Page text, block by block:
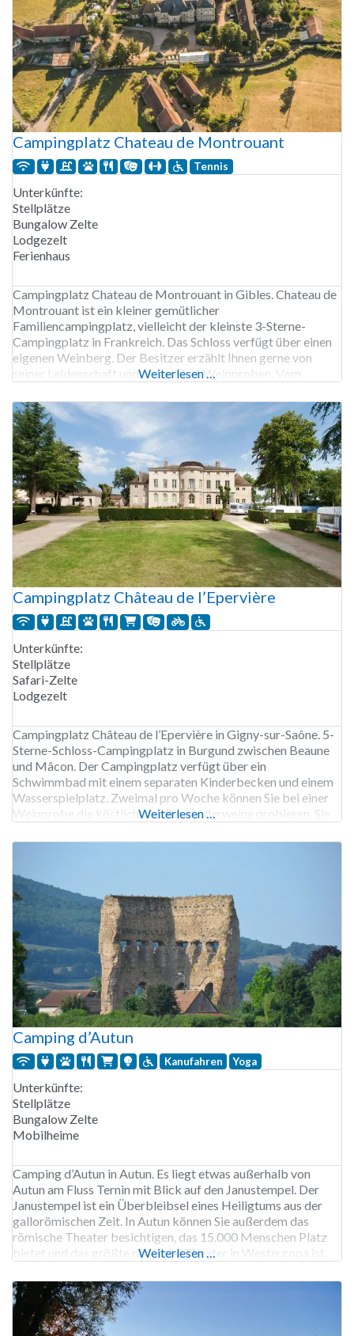
Campingplatz Chateau de Montrouant
Tennis
Unterkünfte:
Stellplätze
Bungalow Zelte
Lodgezelt
Ferienhaus
Campingplatz Chateau de Montrouant in Gibles. Chateau de
Montrouant ist ein kleiner gemütlicher
Familiencampingplatz, vielleicht der kleinste 3-Sterne-
Campingplatz in Frankreich. Das Schloss verfügt über einen
eigenen Weinberg. Der Besitzer erzählt Ihnen gerne von
seiner Leidenschaft und organisiert Weinproben. Vom
die grünen Hügel der Umgebung. Der Eigentümer hat den See
mit Fischen
Weiterlesen …
Campingplatz Château de l’Epervière
Unterkünfte:
Stellplätze
Safari-Zelte
Lodgezelt
Campingplatz Château de l’Epervière in Gigny-sur-Saône. 5-
Sterne-Schloss-Campingplatz in Burgund zwischen Beaune
und Mâcon. Der Campingplatz verfügt über ein
Schwimmbad mit einem separaten Kinderbecken und einem
Wasserspielplatz. Zweimal pro Woche können Sie bei einer
Weinprobe die köstlichsten Burgunderweine probieren. Sie
können Fahrräder auf dem Campingplatz mieten. Das
Weiterlesen …
Camping d’Autun
Kanufahren Yoga
Unterkünfte:
Stellplätze
Bungalow Zelte
Mobilheime
Camping d’Autun in Autun. Es liegt etwas außerhalb von
Autun am Fluss Ternin mit Blick auf den Janustempel. Der
Janustempel ist ein Überbleibsel eines Heiligtums aus der
gallorömischen Zeit. In Autun können Sie außerdem das
römische Theater besichtigen, das 15.000 Menschen Platz
bietet und das größte römische Theater in Westeuropa ist.
gegeben.
Weiterlesen …